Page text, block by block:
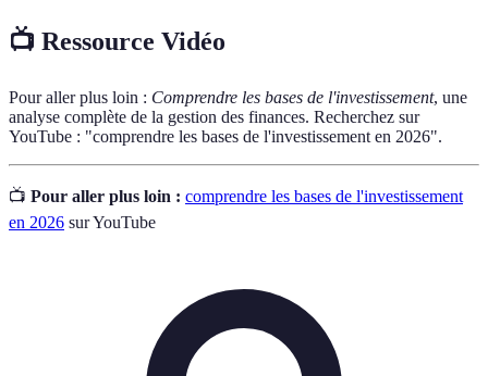
📺 Ressource Vidéo
Pour aller plus loin : Comprendre les bases de l'investissement, une
analyse complète de la gestion des finances. Recherchez sur
YouTube : "comprendre les bases de l'investissement en 2026".
📺 Pour aller plus loin : comprendre les bases de l'investissement
en 2026 sur YouTube